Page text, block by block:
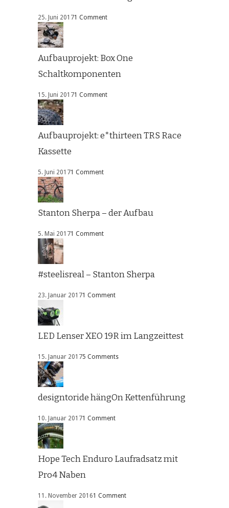
25. Juni 20171 Comment
Aufbauprojekt: Box One
Schaltkomponenten
15. Juni 20171 Comment
Aufbauprojekt: e*thirteen TRS Race
Kassette
5. Juni 20171 Comment
Stanton Sherpa – der Aufbau
5. Mai 20171 Comment
#steelisreal – Stanton Sherpa
23. Januar 20171 Comment
LED Lenser XEO 19R im Langzeittest
15. Januar 20175 Comments
designtoride hängOn Kettenführung
10. Januar 20171 Comment
Hope Tech Enduro Laufradsatz mit
Pro4 Naben
11. November 20161 Comment